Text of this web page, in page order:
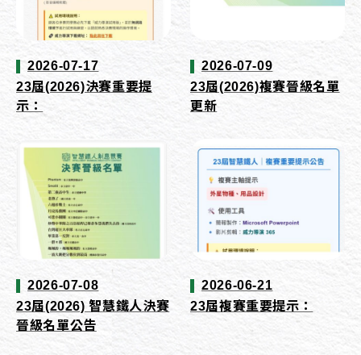
2026-07-17
23屆(2026)決賽重要提
示：
2026-07-09
23屆(2026)複賽晉級名單
更新
2026-07-08
23屆(2026) 智慧鐵人決賽
晉級名單公告
2026-06-21
23屆複賽重要提示：